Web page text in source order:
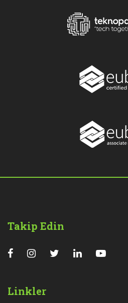
Takip Edin
Linkler